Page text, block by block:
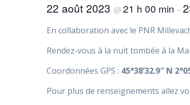
22 août 2023 @ 21 h 00 min –
En collaboration avec le PNR
Rendez-vous à la nuit tombée à la
Coordonnées GPS : 45°38’32.9″ N
Pour plus de renseignements allez